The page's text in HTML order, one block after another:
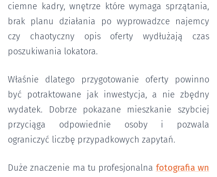
ciemne kadry, wnętrze które wymaga sprzątania,
brak planu działania po wyprowadzce najemcy
czy chaotyczny opis oferty wydłużają czas
poszukiwania lokatora.
Właśnie dlatego przygotowanie oferty powinno
być potraktowane jak inwestycja, a nie zbędny
wydatek. Dobrze pokazane mieszkanie szybciej
przyciąga odpowiednie osoby i pozwala
ograniczyć liczbę przypadkowych zapytań.
Duże znaczenie ma tu profesjonalna fotografia wn